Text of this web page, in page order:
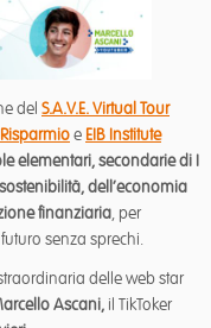
del S.A.V.E. Virtual Tour
e EIB Institute
elementari, secondarie di I
sostenibilità, dell’economia
finanziaria, per
senza sprechi.
delle web star
Ascani, il TikToker